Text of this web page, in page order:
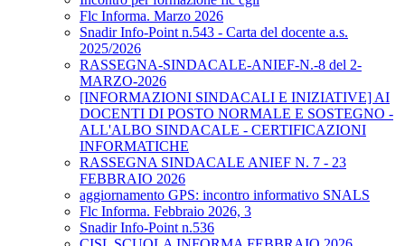
Flc Informa. Marzo 2026
Snadir Info-Point n.543 - Carta del docente a.s.
2025/2026
RASSEGNA-SINDACALE-ANIEF-N.-8 del 2-
MARZO-2026
[INFORMAZIONI SINDACALI E INIZIATIVE] AI
DOCENTI DI POSTO NORMALE E SOSTEGNO -
ALL'ALBO SINDACALE - CERTIFICAZIONI
INFORMATICHE
RASSEGNA SINDACALE ANIEF N. 7 - 23
FEBBRAIO 2026
aggiornamento GPS: incontro informativo SNALS
Flc Informa. Febbraio 2026, 3
Snadir Info-Point n.536